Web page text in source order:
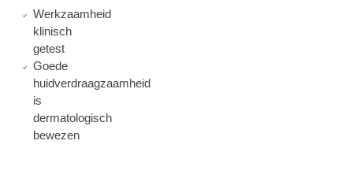
Werkzaamheid
klinisch
getest
Goede
huidverdraagzaamheid
is
dermatologisch
bewezen